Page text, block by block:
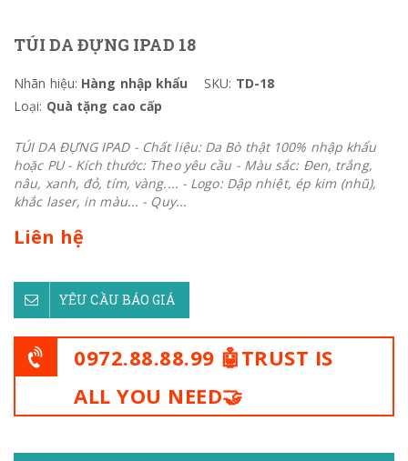
TÚI DA ĐỰNG IPAD 18
Nhãn hiệu: Hàng nhập khẩu SKU: TD-18
Loại: Quà tặng cao cấp
TÚI DA ĐỰNG IPAD - Chất liệu: Da Bò thật 100% nhập khẩu
hoặc PU - Kích thước: Theo yêu cầu - Màu sắc: Đen, trắng,
nâu, xanh, đỏ, tím, vàng.... - Logo: Dập nhiệt, ép kim (nhũ),
khắc laser, in màu... - Quy...
Liên hệ
YÊU CẦU BÁO GIÁ
0972.88.88.99 🤖TRUST IS
ALL YOU NEED🤝